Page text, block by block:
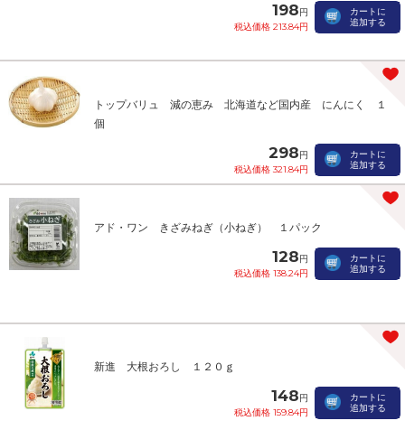
198円
税込価格 213.84円
カートに
追加する
トップバリュ 減の恵み 北海道など国内産 にんにく １
個
298円
税込価格 321.84円
カートに
追加する
アド・ワン きざみねぎ（小ねぎ） １パック
128円
税込価格 138.24円
カートに
追加する
新進 大根おろし １２０ｇ
148円
税込価格 159.84円
カートに
追加する